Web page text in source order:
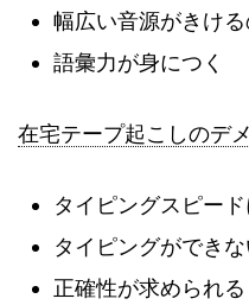
幅広い音源がきけ
語彙力が身につく
在宅テープ起こしのデ
タイピングスピー
タイピングができ
正確性が求められる